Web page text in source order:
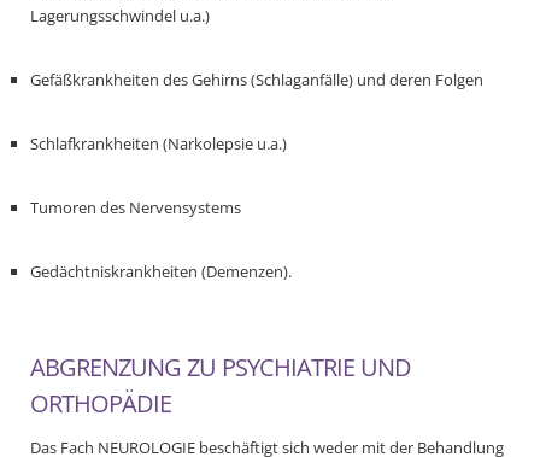
Lagerungsschwindel u.a.)
Gefäßkrankheiten des Gehirns (Schlaganfälle) und deren Folgen
Schlafkrankheiten (Narkolepsie u.a.)
Tumoren des Nervensystems
Gedächtniskrankheiten (Demenzen).
ABGRENZUNG ZU PSYCHIATRIE UND
ORTHOPÄDIE
Das Fach NEUROLOGIE beschäftigt sich weder mit der Behandlung